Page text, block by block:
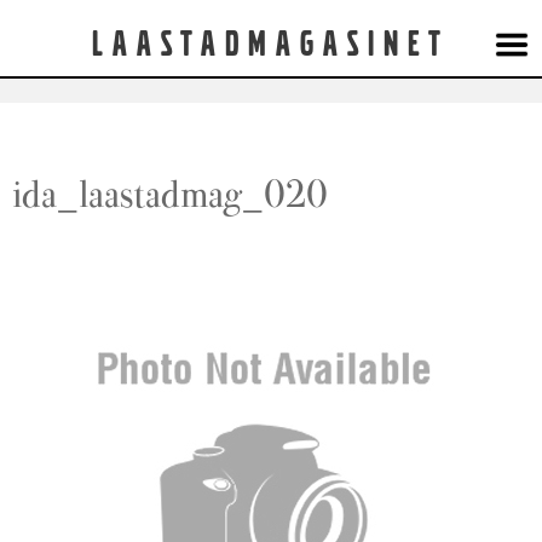
Laastadmagasinet
ida_laastadmag_020